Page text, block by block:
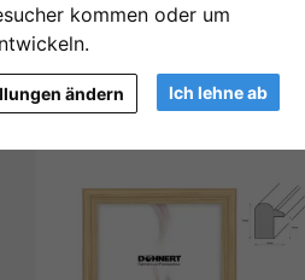
kommen oder um
Ich lehne ab
ändern
Profilbreite